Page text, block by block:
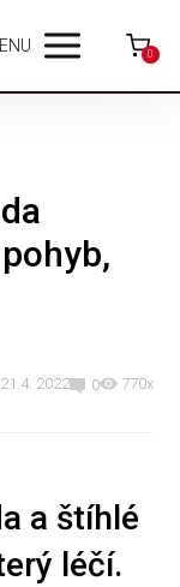
0
21.4. 2022 0 770x
a štíhlé
léčí.